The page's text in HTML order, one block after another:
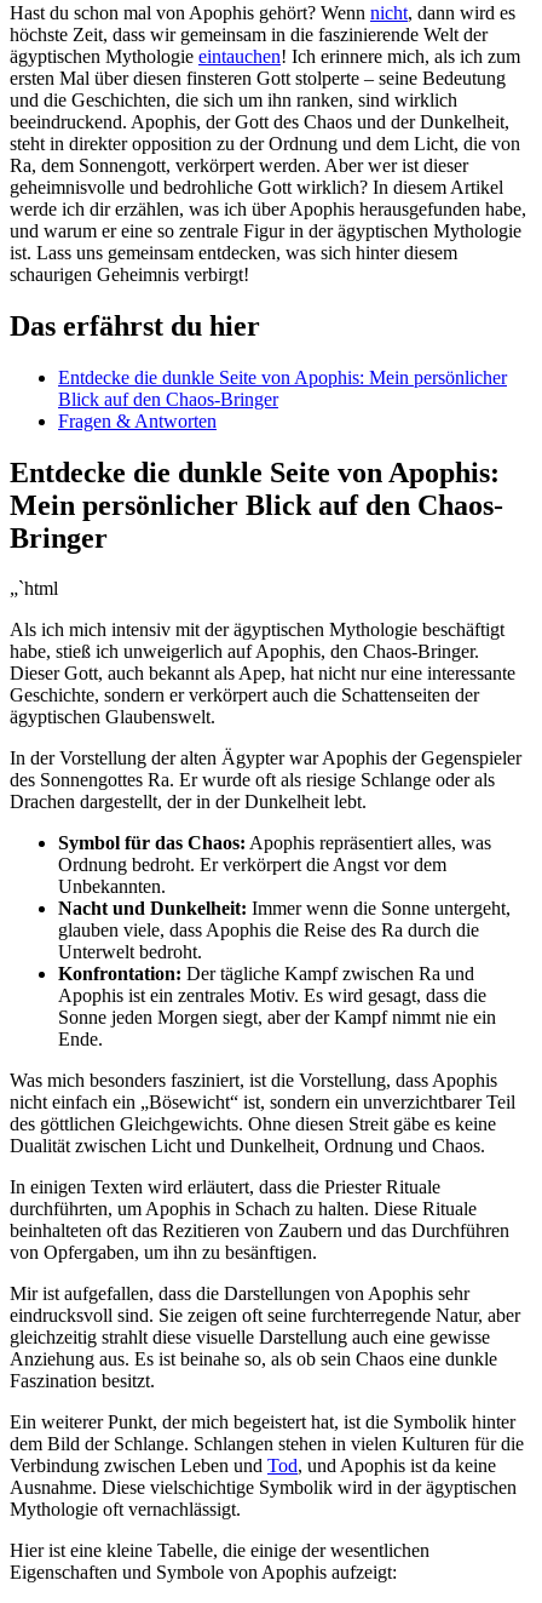
Hast ‍du schon⁤ mal von⁢ Apophis⁣ gehört? Wenn nicht, dann wird es
höchste Zeit, dass wir gemeinsam in die faszinierende Welt der
‍ägyptischen​ Mythologie eintauchen! Ich erinnere‍ mich, als ich zum
ersten ⁣Mal über ⁢diesen finsteren Gott stolperte – seine Bedeutung
‍und die Geschichten, die sich ​um​ ihn ranken, sind wirklich
beeindruckend.‍ Apophis, der⁣ Gott ⁢des ​Chaos und der Dunkelheit,
steht in direkter ⁤opposition zu der ⁤Ordnung‍ und dem⁣ Licht, die von
Ra, dem Sonnengott, ‍verkörpert werden. Aber ⁤wer⁢ ist ​dieser
geheimnisvolle und bedrohliche Gott‍ wirklich? In‌ diesem Artikel
werde ich dir erzählen, was ich über Apophis herausgefunden habe,‌
und warum er eine so zentrale Figur in‍ der ägyptischen Mythologie
ist. Lass uns gemeinsam ‍entdecken, was sich hinter diesem
schaurigen Geheimnis verbirgt!
Das erfährst du hier
Entdecke die⁢ dunkle Seite von ‍Apophis: Mein ‌persönlicher
Blick auf den Chaos-Bringer
Fragen & Antworten
Entdecke die dunkle Seite⁤ von ​Apophis:
Mein persönlicher Blick auf den Chaos-
Bringer
„`html
Als ich mich intensiv⁤ mit der ägyptischen‌ Mythologie beschäftigt
habe, stieß ich unweigerlich​ auf Apophis,‍ den ⁣Chaos-Bringer.
‌Dieser Gott, auch bekannt als‍ Apep, hat nicht⁤ nur eine interessante
Geschichte, sondern er verkörpert auch die Schattenseiten​ der
ägyptischen Glaubenswelt.
In der Vorstellung der alten Ägypter war Apophis der Gegenspieler
des ‌Sonnengottes Ra. ​Er wurde oft als riesige Schlange oder ‌als
Drachen dargestellt, der in der ⁣Dunkelheit lebt.
Symbol für das Chaos: Apophis repräsentiert alles,​ was
⁢Ordnung bedroht. Er verkörpert die Angst vor​ dem⁣
Unbekannten.
Nacht und⁤ Dunkelheit: Immer wenn die Sonne untergeht,
glauben viele, dass Apophis‌ die Reise‍ des Ra durch die
Unterwelt⁢ bedroht.
Konfrontation: Der tägliche Kampf zwischen Ra ⁤und⁣
Apophis ist ein zentrales Motiv. Es wird gesagt,⁤ dass ‍die
Sonne ‌jeden Morgen siegt, aber⁣ der Kampf nimmt nie ein
Ende.
Was‍ mich besonders fasziniert, ist die Vorstellung, dass Apophis
nicht einfach ein „Bösewicht“ ist, sondern ein unverzichtbarer ⁣Teil
des göttlichen Gleichgewichts. Ohne diesen Streit gäbe es keine
⁤Dualität zwischen Licht und Dunkelheit, ‍Ordnung und Chaos.
In einigen‌ Texten wird erläutert, dass die Priester Rituale
durchführten,⁢ um Apophis⁣ in Schach zu ⁢halten. Diese Rituale
beinhalteten oft⁤ das Rezitieren von Zaubern ‌und das Durchführen
von Opfergaben,​ um ihn zu besänftigen.
Mir ist aufgefallen, dass⁢ die Darstellungen von Apophis sehr
eindrucksvoll‍ sind. ​Sie zeigen oft seine furchterregende Natur, aber
⁢gleichzeitig strahlt diese visuelle Darstellung auch eine gewisse
Anziehung ​aus. ‍Es ist ⁢beinahe so, als ob sein Chaos⁤ eine dunkle
Faszination besitzt.
Ein ⁤weiterer Punkt, der mich begeistert hat, ist die Symbolik hinter
dem Bild der Schlange.⁤ Schlangen​ stehen in ‌vielen Kulturen‍ für die
Verbindung zwischen Leben und Tod, ⁤und Apophis ist da keine
Ausnahme. Diese vielschichtige Symbolik wird in der ägyptischen‌
Mythologie oft vernachlässigt.
Hier ‍ist eine kleine Tabelle, die einige ⁢der wesentlichen
Eigenschaften und Symbole ‍von Apophis aufzeigt: